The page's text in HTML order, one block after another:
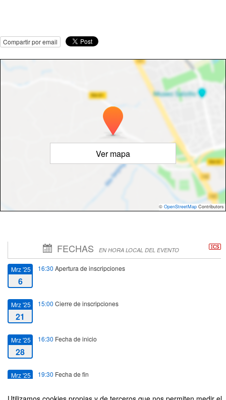
Compartir por email
Ver mapa
© OpenStreetMap Contributors
FECHAS EN HORA LOCAL DEL EVENTO
Mrz '25
6
16:30 Apertura de inscripciones
Mrz '25
21
15:00 Cierre de inscripciones
Mrz '25
28
16:30 Fecha de inicio
Mrz '25 19:30 Fecha de fin